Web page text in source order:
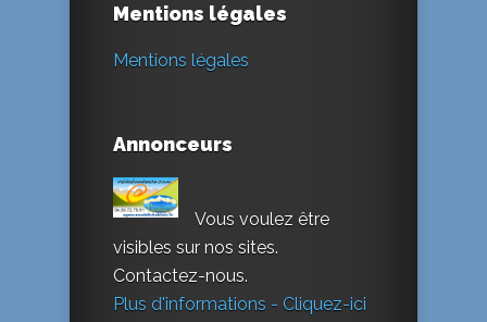
Mentions légales
Mentions légales
Annonceurs
Vous voulez être
visibles sur nos sites.
Contactez-nous.
Plus d'informations - Cliquez-ici